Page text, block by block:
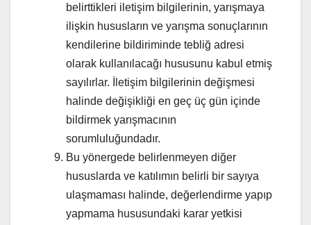
belirttikleri iletişim bilgilerinin, yarışmaya
ilişkin hususların ve yarışma sonuçlarının
kendilerine bildiriminde tebliğ adresi
olarak kullanılacağı hususunu kabul etmiş
sayılırlar. İletişim bilgilerinin değişmesi
halinde değişikliği en geç üç gün içinde
bildirmek yarışmacının
sorumluluğundadır.
Bu yönergede belirlenmeyen diğer
hususlarda ve katılımın belirli bir sayıya
ulaşmaması halinde, değerlendirme yapıp
yapmama hususundaki karar yetkisi